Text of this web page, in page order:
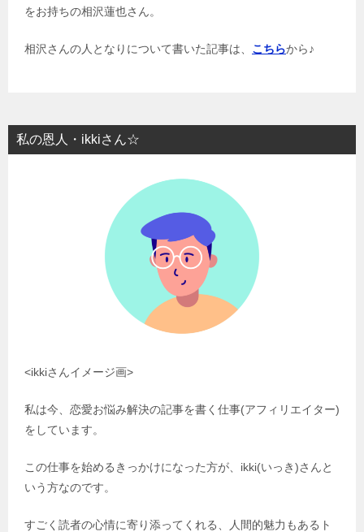
をお持ちの相沢蓮也さん。
相沢さんの人となりについて書いた記事は、 こちらから♪
私の恩人・ikkiさん☆
<ikkiさんイメージ画>
私は今、恋愛お悩み解決の記事を書く仕事(アフィリエイター)
をしています。
この仕事を始めるきっかけになった方が、ikki(いっき)さんと
いう方なのです。
すごく読者の心情に寄り添ってくれる、人間的魅力もあるト